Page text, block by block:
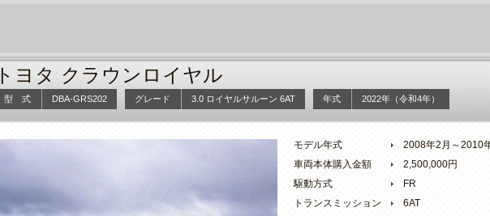
トヨタ クラウンロイヤル
型 式 DBA-GRS202 グレード 3.0 ロイヤルサルーン 6AT 年式 2022年（令和4年）
モデル年式
2008年2月～2010
車両本体購入金額
2,500,000円
駆動方式
FR
トランスミッション
6AT